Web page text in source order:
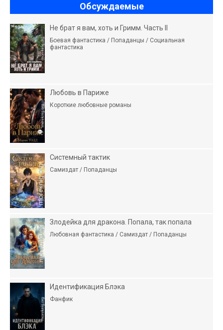
Обсуждаемые
Не брат я вам, хоть и Гримм. Часть II
Боевая фантастика / Попаданцы / Социальная
фантастика
Любовь в Париже
Короткие любовные романы
Системный тактик
Самиздат / Попаданцы
Злодейка для дракона. Попала, так попала
Любовная фантастика / Самиздат / Попаданцы
Идентификация Блэка
Фанфик